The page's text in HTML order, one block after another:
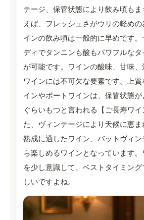
テージ、保管状態により飲み頃も
えば、フレッシュさがウリの軽め
インの飲み頃は一般的に早めです
ディでタンニンも酸もパワフルな
が可能です。ワインの酸味、甘味
ワインには不可欠な要素です。上
インやポートワインは、保管状態
ぐらいもつと言われる【ご長寿ワイ
た、ヴィンテージにより天候に恵
熟成に適したワイン、バットヴィ
ら楽しめるワインとなっています
を少し意識して、ベストタイミン
しいですよね。